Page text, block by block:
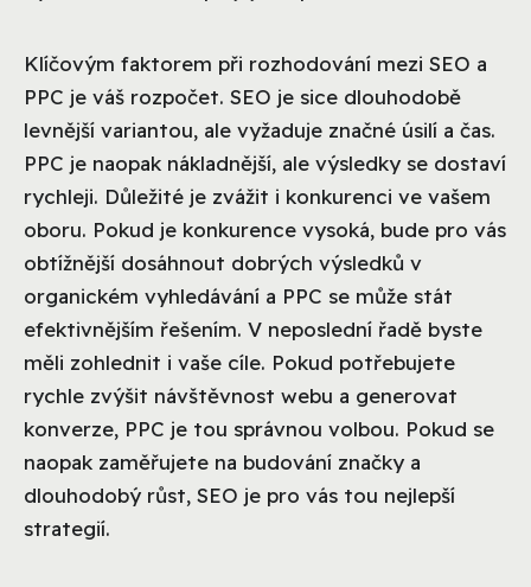
Klíčovým faktorem při rozhodování mezi SEO a
PPC je váš rozpočet. SEO je sice dlouhodobě
levnější variantou, ale vyžaduje značné úsilí a čas.
PPC je naopak nákladnější, ale výsledky se dostaví
rychleji. Důležité je zvážit i konkurenci ve vašem
oboru. Pokud je konkurence vysoká, bude pro vás
obtížnější dosáhnout dobrých výsledků v
organickém vyhledávání a PPC se může stát
efektivnějším řešením. V neposlední řadě byste
měli zohlednit i vaše cíle. Pokud potřebujete
rychle zvýšit návštěvnost webu a generovat
konverze, PPC je tou správnou volbou. Pokud se
naopak zaměřujete na budování značky a
dlouhodobý růst, SEO je pro vás tou nejlepší
strategií.